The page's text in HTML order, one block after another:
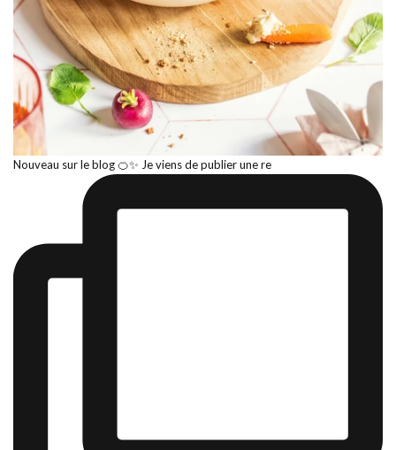
Nouveau sur le blog 🍊✨ Je viens de publier une re